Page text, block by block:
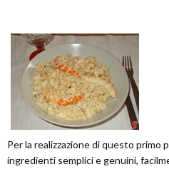
Per la realizzazione di questo primo
ingredienti semplici e genuini,